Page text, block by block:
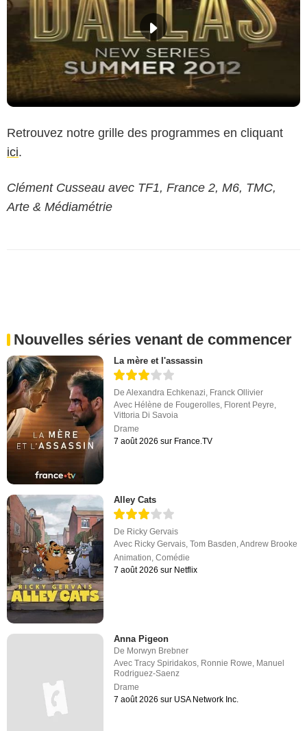
Retrouvez notre grille des programmes en cliquant
ici.
Clément Cusseau avec TF1, France 2, M6, TMC,
Arte & Médiamétrie
Nouvelles séries venant de commencer
La mère et l'assassin
DeAlexandra Echkenazi Franck Ollivier
Avec Hélène de Fougerolles Florent Peyre
Vittoria Di Savoia
Drame
7 août 2026 sur France.TV
Alley Cats
De Ricky Gervais
Avec Ricky Gervais,Tom Basden,Andrew Brooke
Animation,Comédie
7 août 2026 sur Netflix
Anna Pigeon
De Morwyn Brebner
AvecTracy Spiridakos, Ronnie Rowe, Manuel
Rodriguez-Saenz
Drame
7 août 2026 sur USA Network Inc.